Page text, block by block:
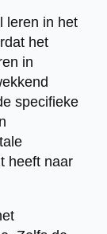
leren in het
het
in
specifieke
heeft naar